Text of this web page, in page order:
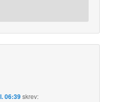
06:39skrev: